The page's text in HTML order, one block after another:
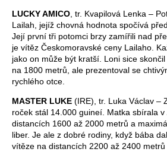
LUCKY AMICO , tr. Kvapilová Lenka –
Lailah, jejíž chovná hodnota spočívá
Její první tři potomci brzy zamířili nad
je vítěz Českomoravské ceny Lailaho.
jako on může být kratší. Loni sice
na 1800 metrů, ale prezentoval se
rychlého otce.
MASTER LUKE (IRE), tr. Luka Václav –
roček stál 14.000 guineí. Matka sbírala
distancích 1600 až 2000 metrů a
liber. Je ale z dobré rodiny, když bába
vítěze na distancích 2200 až 2400